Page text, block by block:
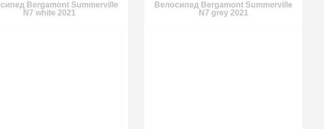
Bergamont Summerville
N7 white 2021
Велосипед Bergamont Summerville
N7 grey 2021